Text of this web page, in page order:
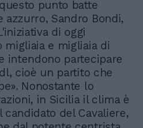
punto batte
Sandro Bondi,
di oggi
e migliaia di
intendono partecipare
cioè un partito che
Nonostante lo
in Sicilia il clima è
del Cavaliere,